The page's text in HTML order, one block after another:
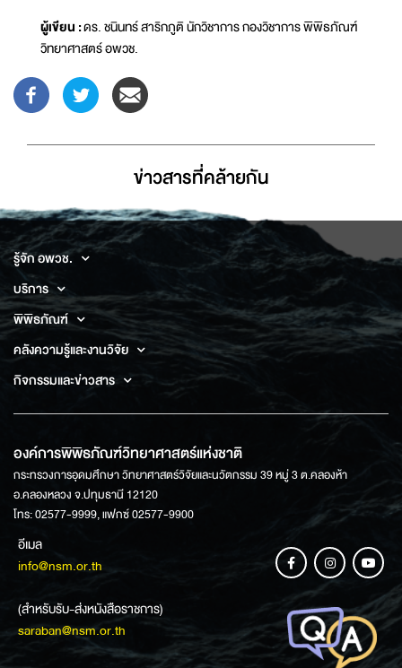
ผู้เขียน :ดร. ชนินทร์ สาริกภูติ นักวิชาการ กองวิชาการ พิพิธภัณฑ์
วิทยาศาสตร์ อพวช.
ข่าวสารที่่คล้ายกัน
รู้จัก อพวช.
บริการ
พิพิธภัณฑ์
คลังความรู้และงานวิจัย
กิจกรรมและข่าวสาร
องค์การพิพิธภัณฑ์วิทยาศาสตร์แห่งชาติ
กระทรวงการอุดมศึกษา วิทยาศาสตร์วิจัยและนวัตกรรม 39 หมู่ 3 ต.คลองห้า
อ.คลองหลวง จ.ปทุมธานี 12120
โทร: 02577-9999, แฟกซ์ 02577-9900
อีเมล
info@nsm.or.th
(สำหรับรับ-ส่งหนังสือราชการ)
saraban@nsm.or.th